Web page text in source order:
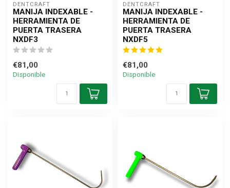
DENTCRAFT
MANIJA INDEXABLE -
HERRAMIENTA DE
PUERTA TRASERA
NXDF3
€81,00
Disponible
DENTCRAFT
MANIJA INDEXABLE -
HERRAMIENTA DE
PUERTA TRASERA
NXDF5
€81,00
Disponible